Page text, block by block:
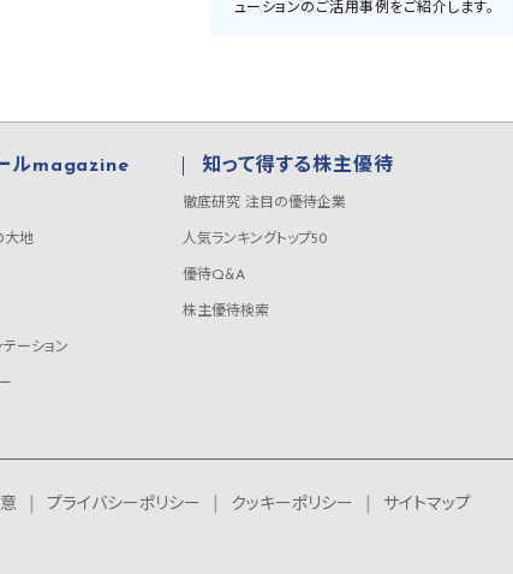
ューションのご活用事例をご紹介します。
ルmagazine
大地
ーション
知って得する株主優待
徹底研究 注目の優待企業
人気ランキングトップ50
優待Q&A
株主優待検索
プライバシーポリシー クッキーポリシー
サイトマップ